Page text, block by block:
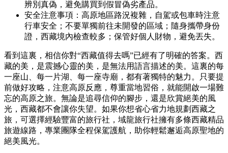
辨別真偽，避免購買到假冒偽劣產品。
安全注意事項：高原地區路況複雜，自駕或包車時注意
行車安全；不要單獨前往未開發的區域；隨身攜帶身份
證，西藏境內檢查較多；保管好個人財物，避免丟失。
看到這裏，相信你對“西藏值得去嗎”已經有了明確的答案。西
藏的美，是震撼心靈的美，是無法用語言描述的美。這裏的每
一座山、每一片湖、每一座寺廟，都有著獨特的魅力。只要提
前做好攻略，注意高原反應，尊重當地習俗，就能開啟一場難
忘的高原之旅。無論是追尋信仰的腳步，還是欣賞絕美的風
光，西藏都不會讓你失望。如果你想省心省力地規劃西藏之
旅，可選擇經驗豐富的旅行社，域龍旅行社擁有多條西藏精品
旅遊線路，專業團隊全程保駕護航，助你輕鬆邂逅高原聖地的
絕美風光。